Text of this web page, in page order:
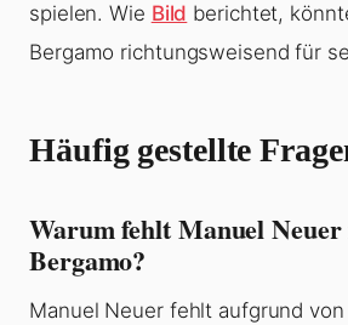
spielen. Wie Bild berichtet,
Bergamo richtungsweisend für
Häufig gestellte
Warum fehlt Manuel Neuer
Bergamo?
Manuel Neuer fehlt aufgrund